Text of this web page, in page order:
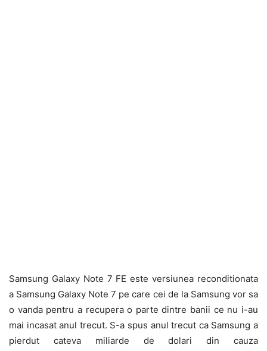
Samsung Galaxy Note 7 FE este versiunea reconditionata
a Samsung Galaxy Note 7 pe care cei de la Samsung vor sa
o vanda pentru a recupera o parte dintre banii ce nu i-au
mai incasat anul trecut. S-a spus anul trecut ca Samsung a
pierdut cateva miliarde de dolari din cauza